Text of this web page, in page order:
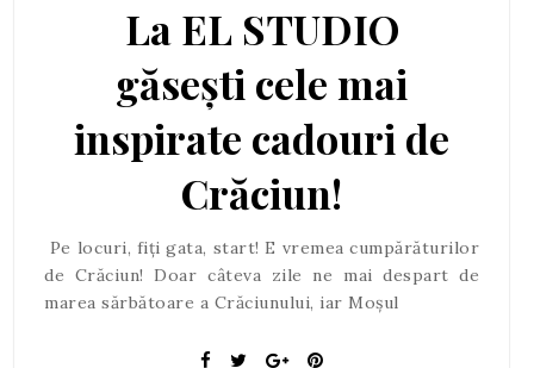
La EL STUDIO
găsești cele mai
inspirate cadouri de
Crăciun!
Pe locuri, fiți gata, start! E vremea cumpărăturilor
de Crăciun! Doar câteva zile ne mai despart de
marea sărbătoare a Crăciunului, iar Moșul